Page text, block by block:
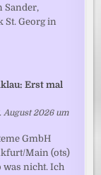
Sander,
Georg in
Erst mal
August 2026 um
GmbH
Main (ots)
was nicht. Ich